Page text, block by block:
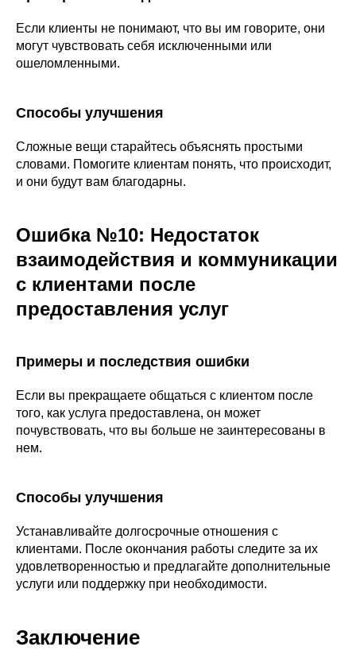
Если клиенты не понимают, что вы им говорите, они
могут чувствовать себя исключенными или
ошеломленными.
Способы улучшения
Сложные вещи старайтесь объяснять простыми
словами. Помогите клиентам понять, что происходит,
и они будут вам благодарны.
Ошибка №10: Недостаток
взаимодействия и коммуникации
с клиентами после
предоставления услуг
Примеры и последствия ошибки
Если вы прекращаете общаться с клиентом после
того, как услуга предоставлена, он может
почувствовать, что вы больше не заинтересованы в
нем.
Способы улучшения
Устанавливайте долгосрочные отношения с
клиентами. После окончания работы следите за их
удовлетворенностью и предлагайте дополнительные
услуги или поддержку при необходимости.
Заключение